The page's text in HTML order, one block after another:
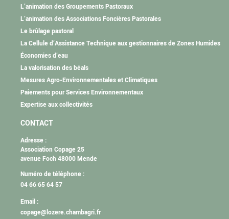
L’animation des Groupements Pastoraux
L’animation des Associations Foncières Pastorales
Le brûlage pastoral
La Cellule d’Assistance Technique aux gestionnaires de Zones Humides
Économies d’eau
La valorisation des béals
Mesures Agro-Environnementales et Climatiques
Paiements pour Services Environnementaux
Expertise aux collectivités
CONTACT
Adresse :
Association Copage 25
avenue Foch 48000 Mende
Numéro de téléphone :
04 66 65 64 57
Email :
copage@lozere.chambagri.fr